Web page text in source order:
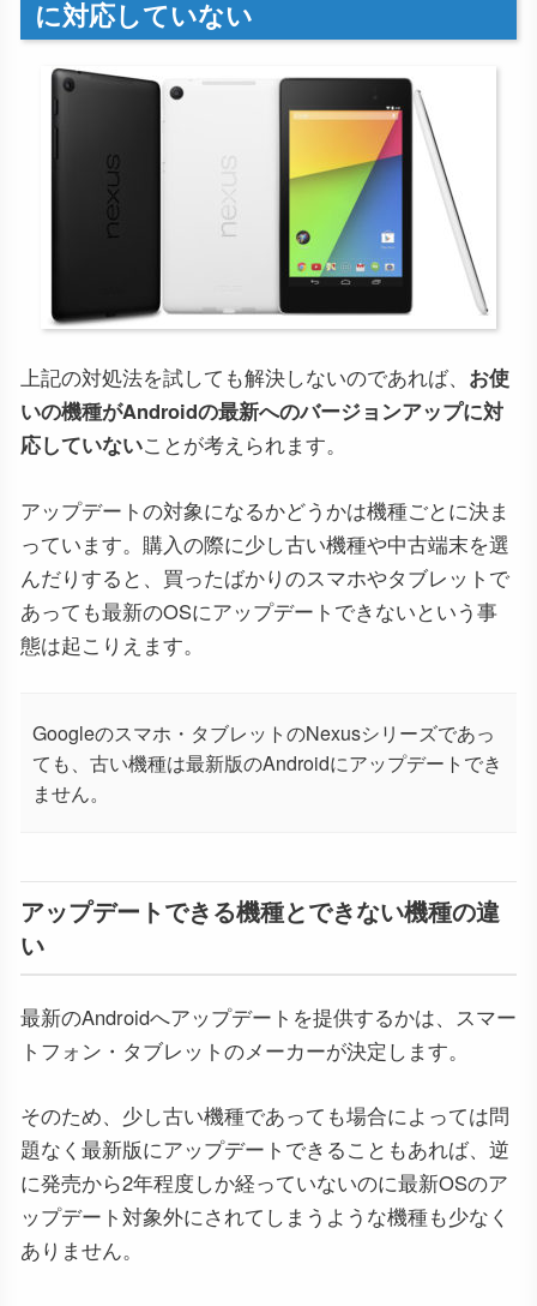
に対応していない
上記の対処法を試しても解決しないのであれば、 お使
いの機種がAndroidの最新へのバージョンアップに対
応していないことが考えられます。
アップデートの対象になるかどうかは機種ごとに決ま
っています。購入の際に少し古い機種や中古端末を選
んだりすると、買ったばかりのスマホやタブレットで
あっても最新のOSにアップデートできないという事
態は起こりえます。
Googleのスマホ・タブレットのNexusシリーズであっ
ても、古い機種は最新版のAndroidにアップデートでき
ません。
アップデートできる機種とできない機種の違
い
最新のAndroidへアップデートを提供するかは、スマー
トフォン・タブレットのメーカーが決定します。
そのため、少し古い機種であっても場合によっては問
題なく最新版にアップデートできることもあれば、逆
に発売から2年程度しか経っていないのに最新OSのア
ップデート対象外にされてしまうような機種も少なく
ありません。